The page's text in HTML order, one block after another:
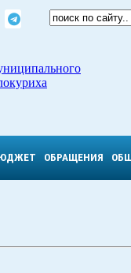
ОБРАЩЕНИЯ